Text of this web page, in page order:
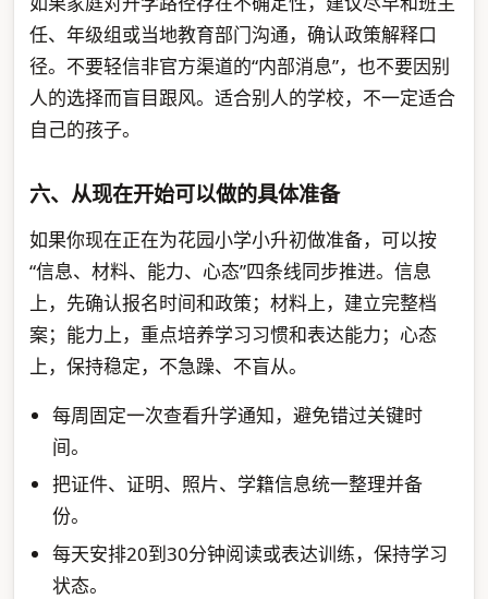
任、年级组或当地教育部门沟通，确认政策解释口
径。不要轻信非官方渠道的“内部消息”，也不要因别
人的选择而盲目跟风。适合别人的学校，不一定适合
自己的孩子。
六、从现在开始可以做的具体准备
如果你现在正在为花园小学小升初做准备，可以按
“信息、材料、能力、心态”四条线同步推进。信息
上，先确认报名时间和政策；材料上，建立完整档
案；能力上，重点培养学习习惯和表达能力；心态
上，保持稳定，不急躁、不盲从。
每周固定一次查看升学通知，避免错过关键时
间。
把证件、证明、照片、学籍信息统一整理并备
份。
每天安排20到30分钟阅读或表达训练，保持学习
状态。